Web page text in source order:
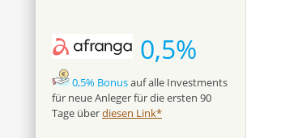
0,5%
0,5% Bonusauf alle Investments
für neue Anleger für die ersten 90
Tage überdiesen Link*